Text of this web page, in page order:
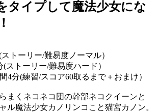
タイプして魔法少女にな
トーリー/難易度ノーマル）
ー/難易度ハード）
/スコア60取るまで＋おまけ）
まくネコネコ団の幹部ネコクイーンと
ル魔法少女カノリンコこと猫宮カノン。